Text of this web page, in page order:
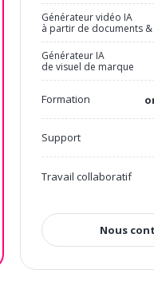
Générateur vidéo IA
à partir de documents &
Générateur IA
de visuel de marque
Formation
Support
Travail collaboratif
Nous